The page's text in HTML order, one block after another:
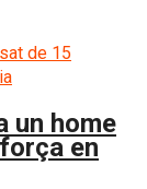
un home
en